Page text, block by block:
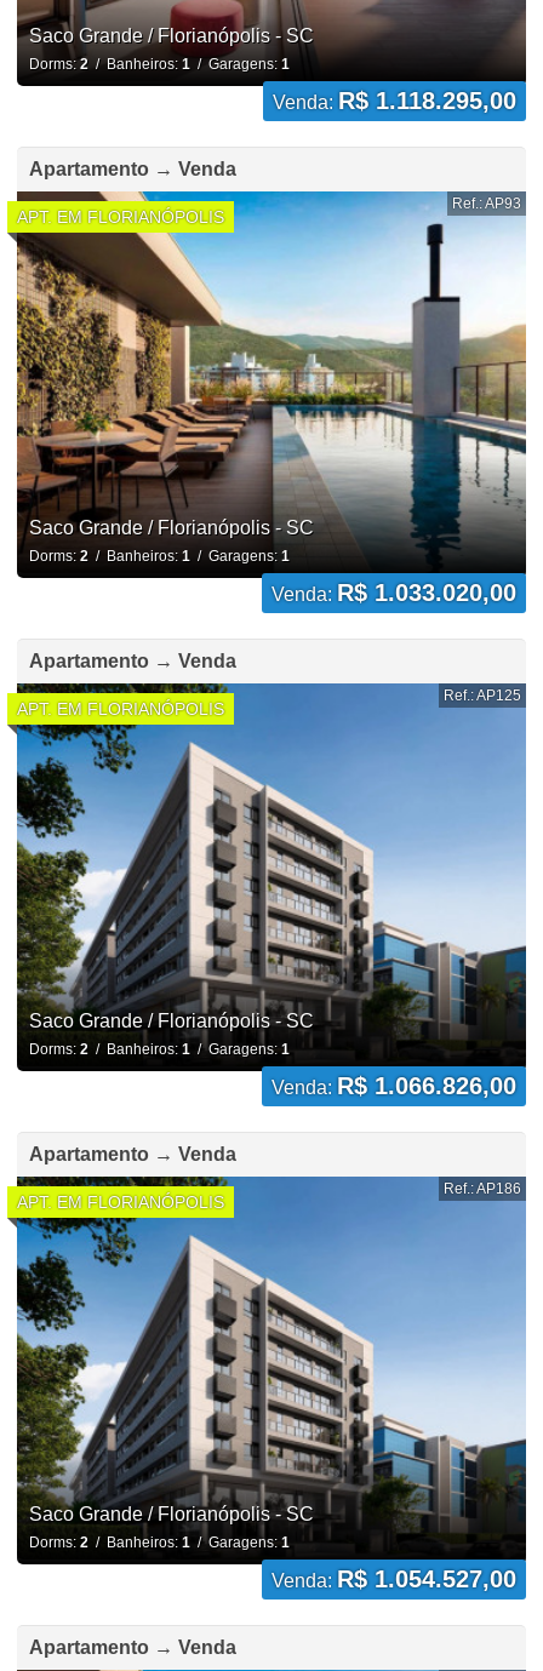
Saco Grande / Florianópolis - SC
Dorms:2/ Banheiros: 1/ Garagens: 1
Venda: R$ 1.118.295,00
Apartamento → Venda
APT. EM FLORIANÓPOLIS
Ref.: AP93
Saco Grande / Florianópolis - SC
Dorms: 2/ Banheiros: 1/ Garagens: 1
Venda: R$ 1.033.020,00
Apartamento → Venda
APT. EM FLORIANÓPOLIS
Ref.: AP125
Saco Grande / Florianópolis - SC
Dorms: 2/ Banheiros: 1/ Garagens: 1
Venda: R$ 1.066.826,00
Apartamento → Venda
APT. EM FLORIANÓPOLIS
Ref.: AP186
Saco Grande / Florianópolis - SC
Dorms: 2 / Banheiros: 1/ Garagens: 1
Venda: R$ 1.054.527,00
Apartamento → Venda